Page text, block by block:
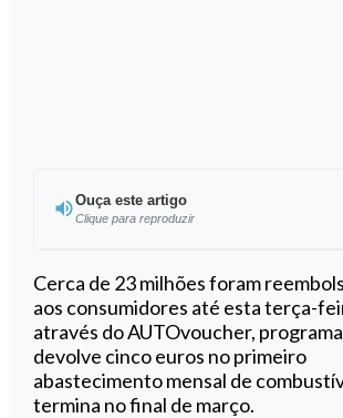
Ouça este artigo
Clique para reproduzir
Ouvir este artigo
Cerca de 23 milhões foram
aos consumidores até esta terça-
através do AUTOvoucher,
devolve cinco euros no primeiro
abastecimento mensal de
termina no final de março.